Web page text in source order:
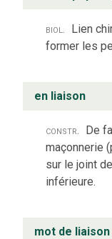
biol.
Lien
former les
en liaison
constr.
De
maçonnerie
sur le joint
inférieure.
mot de liaison